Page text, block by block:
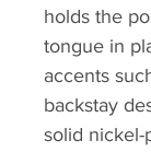
holds the
tongue in
accents
backstay
solid nickel-